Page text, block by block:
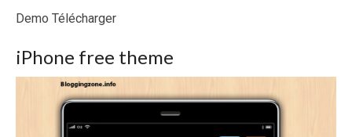
Demo Télécharger
iPhone free theme